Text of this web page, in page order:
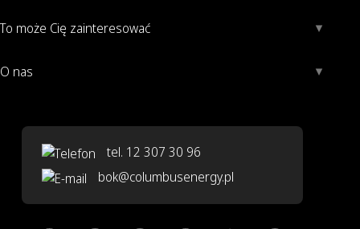
To może Cię zainteresować
O nas
tel. 12 307 30 96
bok@columbusenergy.pl